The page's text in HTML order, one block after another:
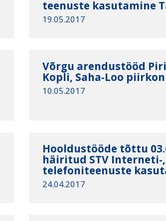
teenuste kasutamine
19.05.2017
Võrgu arendustööd
Kopli, Saha-Loo
10.05.2017
Hooldustööde tõttu
häiritud STV
telefoniteenuste
24.04.2017